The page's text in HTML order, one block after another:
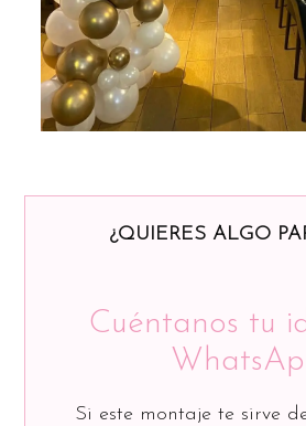
¿QUIERES ALGO
Cuéntanos tu
Si este montaje te sirve